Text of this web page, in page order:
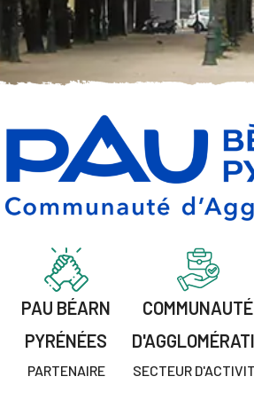
PAU BÉARN
PYRÉNÉES
PARTENAIRE
COMMUNAUTÉ
SECTEUR